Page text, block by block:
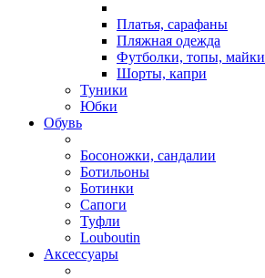
Платья, сарафаны
Пляжная одежда
Футболки, топы, майки
Шорты, капри
Туники
Юбки
Обувь
Босоножки, сандалии
Ботильоны
Ботинки
Сапоги
Туфли
Louboutin
Аксессуары